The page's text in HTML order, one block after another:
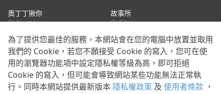
奧丁丁揪你
OwlJourney
故事所
OwlStay
聯絡我們
客服信箱：mediapartner@owlting.com
服務信箱 / 廣告洽詢：info_owlnews@owlting.com
媒體合作 / 新聞稿提供：mediapartner@owlting.com
為了提供您最佳的服務，本網站會在您的電腦中放置並取用
我們的 Cookie，若您不願接受 Cookie 的寫入，您可在使
用的瀏覽器功能項中設定隱私權等級為高，即可拒絕
Cookie 的寫入，但可能會導致網站某些功能無法正常執
行。同時本網站提供最新版本 隱私權政策 及 使用者條款 ，